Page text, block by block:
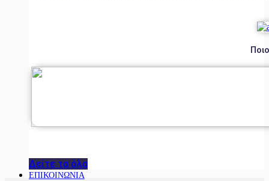
Δείτε τα όλα
ΕΠΙΚΟΙΝΩΝΙΑ